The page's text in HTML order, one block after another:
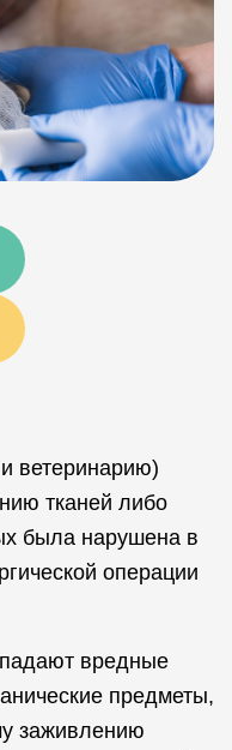
ветеринарию)
тканей либо
была нарушена в
операции
вредные
предметы,
заживлению